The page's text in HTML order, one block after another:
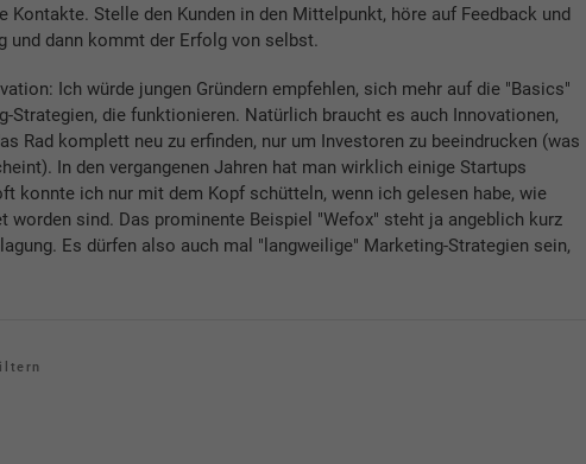
Kontakte. Stelle den Kunden in den Mittelpunkt, höre auf Feedback und
und dann kommt der Erfolg von selbst.
Ich würde jungen Gründern empfehlen, sich mehr auf die "Basics"
Strategien, die funktionieren. Natürlich braucht es auch Innovationen,
Rad komplett neu zu erfinden, nur um Investoren zu beeindrucken (was
In den vergangenen Jahren hat man wirklich einige Startups
konnte ich nur mit dem Kopf schütteln, wenn ich gelesen habe, wie
worden sind. Das prominente Beispiel "Wefox" steht ja angeblich kurz
Es dürfen also auch mal "langweilige" Marketing-Strategien sein,